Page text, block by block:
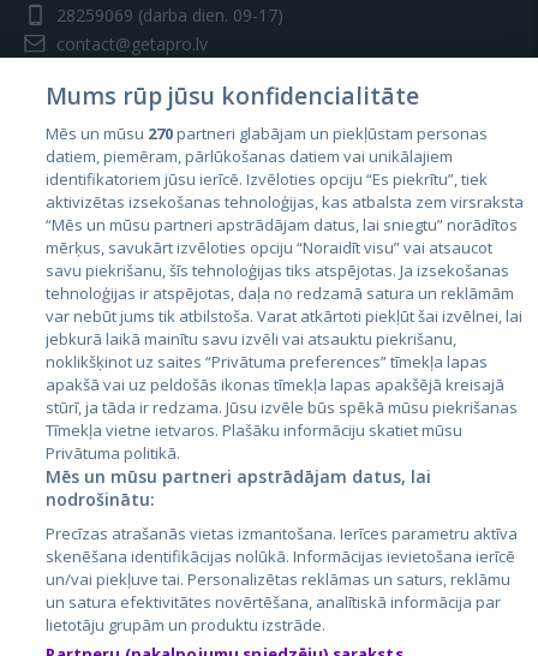
28259069 (darba dien. 09-17)
contact@getapro.lv
Valstis
Igaunija
Latvija
Lietuva
City24.lv
City24.ee
GetaPro.lv
GetaPro.ee
Skelbiu.lt
CVbankas.lt
Kainos.lt
Paslaugos.lt
auto24.ee
Mums rūp jūsu konfidencialitāte
Mēs un mūsu 270partneri glabājam un piekļūstam personas
datiem, piemēram, pārlūkošanas datiem vai unikālajiem
identifikatoriem jūsu ierīcē. Izvēloties opciju “Es piekrītu”, tiek
aktivizētas izsekošanas tehnoloģijas, kas atbalsta zem virsraksta
“Mēs un mūsu partneri apstrādājam datus, lai sniegtu” norādītos
mērķus, savukārt izvēloties opciju “Noraidīt visu” vai atsaucot
savu piekrišanu, šīs tehnoloģijas tiks atspējotas. Ja izsekošanas
tehnoloģijas ir atspējotas, daļa no redzamā satura un reklāmām
var nebūt jums tik atbilstoša. Varat atkārtoti piekļūt šai izvēlnei, lai
jebkurā laikā mainītu savu izvēli vai atsauktu piekrišanu,
noklikšķinot uz saites “Privātuma preferences” tīmekļa lapas
apakšā vai uz peldošās ikonas tīmekļa lapas apakšējā kreisajā
stūrī, ja tāda ir redzama. Jūsu izvēle būs spēkā mūsu piekrišanas
Tīmekļa vietne ietvaros. Plašāku informāciju skatiet mūsu
Privātuma politikā.
Mēs un mūsu partneri apstrādājam datus, lai
nodrošinātu:
Precīzas atrašanās vietas izmantošana. Ierīces parametru aktīva
skenēšana identifikācijas nolūkā. Informācijas ievietošana ierīcē
un/vai piekļuve tai. Personalizētas reklāmas un saturs, reklāmu
un satura efektivitātes novērtēšana, analītiskā informācija par
lietotāju grupām un produktu izstrāde.